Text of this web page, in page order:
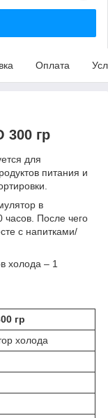
Оплата
300 гр
для
питания и
в
После чего
с напитками/
холода – 1
гр
холода